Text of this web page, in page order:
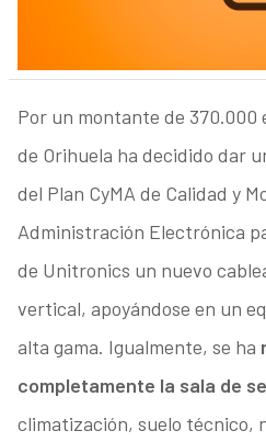
Por un montante de 370.000
de Orihuela ha decidido dar
del Plan CyMA de Calidad y
Administración Electrónica
de Unitronics un nuevo
vertical, apoyándose en un
alta gama. Igualmente, se ha
completamente la sala de
climatización, suelo técnico,